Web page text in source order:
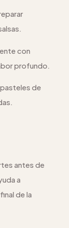
con
profundo.
de
antes de
a
de la